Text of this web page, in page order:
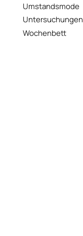
Umstandsmode
Untersuchungen
Wochenbett